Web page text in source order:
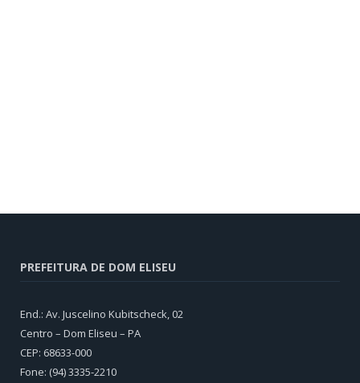
PREFEITURA DE DOM ELISEU
End.: Av. Juscelino Kubitscheck, 02
Centro – Dom Eliseu – PA
CEP: 68633-000
Fone: (94) 3335-2210